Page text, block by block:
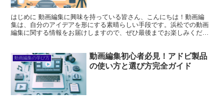
はじめに 動画編集に興味を持っている皆さん、こんにちは！動画編
集は、自分のアイデアを形にする素晴らしい手段です。浜松での動画
編集に関する情報をお届けしますので、ぜひ最後までお楽しみくださ
動画編集の学び方
動画編集初心者必見！アドビ製品
の使い方と選び方完全ガイド